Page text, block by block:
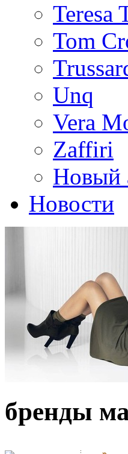
Teresa
Tom
Unq
Vera
Zaffiri
Новый
Новости
бренды